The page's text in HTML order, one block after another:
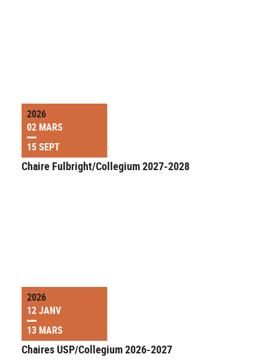
2026
02 MARS
15 SEPT
Chaire Fulbright/Collegium 2027-2028
2026
12 JANV
13 MARS
Chaires USP/Collegium 2026-2027